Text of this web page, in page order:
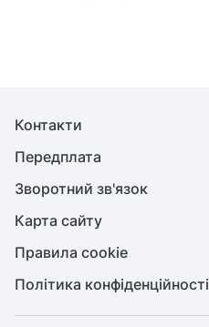
Контакти
Передплата
Зворотний зв'язок
Карта сайту
Правила cookie
Політика конфіденційності